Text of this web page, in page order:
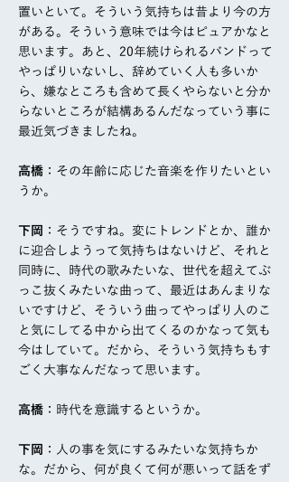
置いといて。そういう気持ちは昔より今の方
がある。そういう意味では今はピュアかなと
思います。あと、20年続けられるバンドって
やっぱりいないし、辞めていく人も多いか
ら、嫌なところも含めて長くやらないと分か
らないところが結構あるんだなっていう事に
最近気づきましたね。
高橋 ：その年齢に応じた音楽を作りたいとい
うか。
下岡 ：そうですね。変にトレンドとか、誰か
に迎合しようって気持ちはないけど、それと
同時に、時代の歌みたいな、世代を超えてぶ
っこ抜くみたいな曲って、最近はあんまりな
いですけど、そういう曲ってやっぱり人のこ
と気にしてる中から出てくるのかなって気も
今はしていて。だから、そういう気持ちもす
ごく大事なんだなって思います。
高橋 ：時代を意識するというか。
下岡 ：人の事を気にするみたいな気持ちか
な。だから、何が良くて何が悪いって話をず